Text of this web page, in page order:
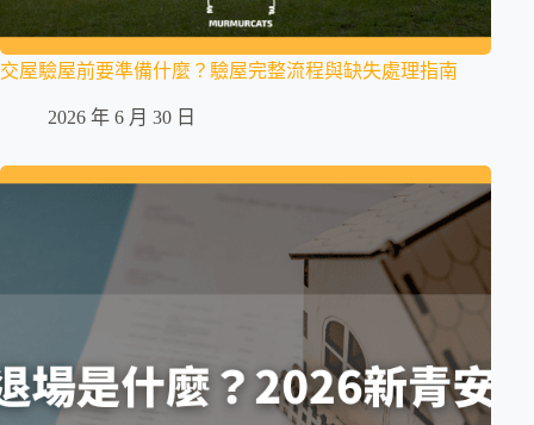
交屋驗屋前要準備什麼？驗屋完整流程與缺失處理指南
2026 年 6 月 30 日